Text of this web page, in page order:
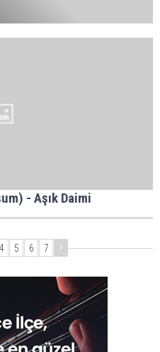
- Aşık Daimi
4 5 6 7